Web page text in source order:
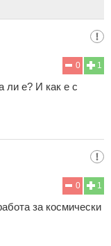
1
0
ли е? И как е с
1
0
за космически